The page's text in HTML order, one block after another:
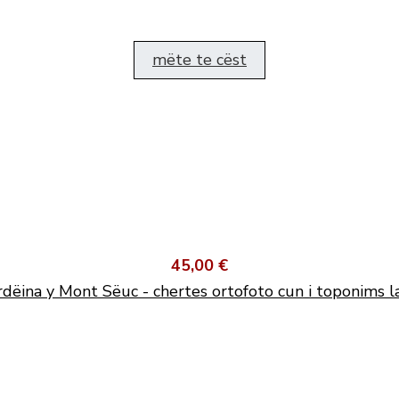
mëte te cëst
45,00 €
y Mont Sëuc - chertes ortofoto cun i toponims